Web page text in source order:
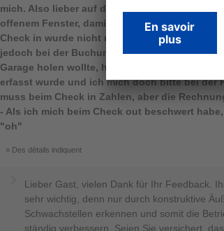
mich. Also lieber auf das Duschen verzichtet. -
offenem Fenster, damit es erträglich war -
Check in wurde nicht nach meinem
jedoch bei der Buchung angegeben), als ich
Garage holen wollte, hing ein Zettel daran,
erfasst wurde und ich mich doch bitte bei der
muss beim Check in Zahlen, aber die
- Als ich mich beim Check out beschwert
"oh"
Des détails indiquent
Lieber Gast, vielen Dank für Ihr Feedback.
sehr wichtig, denn nur durch konstruktive
Schwachstellen erkennen und somit die
ständig verbessern. Seien Sie versichert,